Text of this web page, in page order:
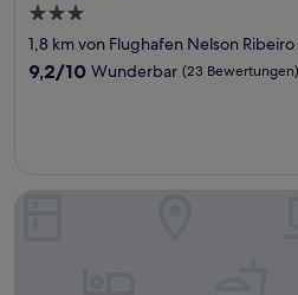
3.0-
Sterne-
Unterkunft
1,8 km von Flughafen Nelson
9.2
9,2/10 Wunderbar (23 Bewertungen)
Piazza diRoma incluso acesso ao